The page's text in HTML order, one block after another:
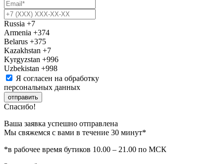
Russia +7
Armenia +374
Belarus +375
Kazakhstan +7
Kyrgyzstan +996
Uzbekistan +998
Я согласен на обработку
персональных данных
отправить
Спасибо!
Ваша заявка успешно отправлена
Мы свяжемся с вами в течение 30 минут*
*в рабочее время бутиков 10.00 – 21.00 по МСК